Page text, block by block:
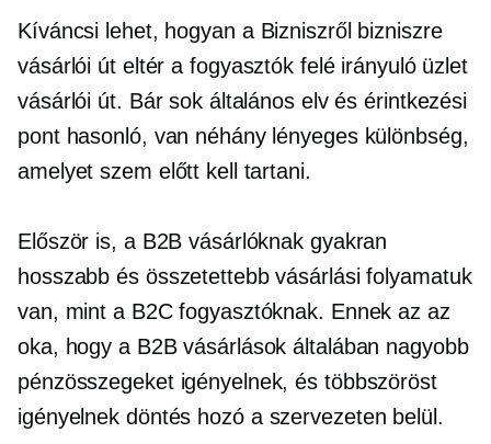
Kíváncsi lehet, hogyan a Bizniszről bizniszre
vásárlói út eltér a fogyasztók felé irányuló üzlet
vásárlói út. Bár sok általános elv és érintkezési
pont hasonló, van néhány lényeges különbség,
amelyet szem előtt kell tartani.
Először is, a B2B vásárlóknak gyakran
hosszabb és összetettebb vásárlási folyamatuk
van, mint a B2C fogyasztóknak. Ennek az az
oka, hogy a B2B vásárlások általában nagyobb
pénzösszegeket igényelnek, és többszöröst
igényelnek döntés hozóa szervezeten belül.